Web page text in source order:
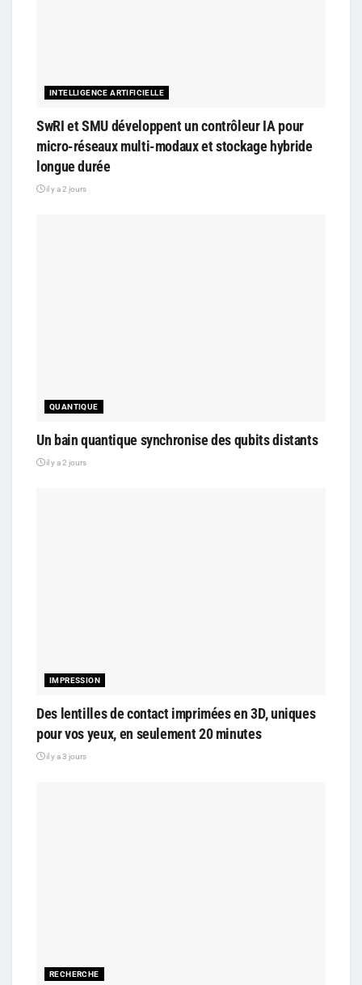
INTELLIGENCE ARTIFICIELLE
SwRI et SMU développent un contrôleur IA pour
micro-réseaux multi-modaux et stockage hybride
longue durée
il y a 2 jours
QUANTIQUE
Un bain quantique synchronise des qubits distants
il y a 2 jours
IMPRESSION
Des lentilles de contact imprimées en 3D, uniques
pour vos yeux, en seulement 20 minutes
il y a 3 jours
RECHERCHE